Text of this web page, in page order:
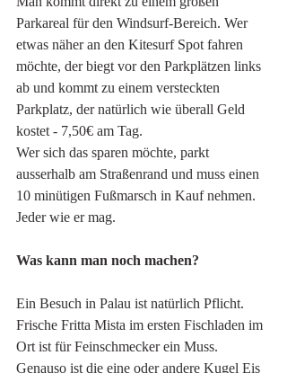
Parkareal für den Windsurf-Bereich. Wer
etwas näher an den Kitesurf Spot fahren
möchte, der biegt vor den Parkplätzen links
ab und kommt zu einem versteckten
Parkplatz, der natürlich wie überall Geld
kostet - 7,50€ am Tag.
Wer sich das sparen möchte, parkt
ausserhalb am Straßenrand und muss einen
10 minütigen Fußmarsch in Kauf nehmen.
Jeder wie er mag.
Was kann man noch machen?
Ein Besuch in Palau ist natürlich Pflicht.
Frische Fritta Mista im ersten Fischladen im
Ort ist für Feinschmecker ein Muss.
Genauso ist die eine oder andere Kugel Eis